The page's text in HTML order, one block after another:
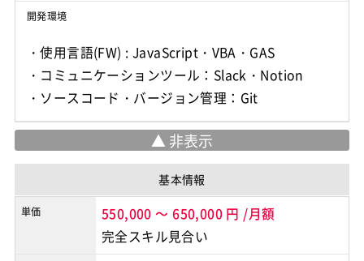
開発環境
・使用言語(FW) : JavaScript・VBA・GAS
・コミュニケーションツール：Slack・Notion
・ソースコード・バージョン管理：Git
基本情報
単価 550,000 ～650,000 円 /月額
完全スキル見合い